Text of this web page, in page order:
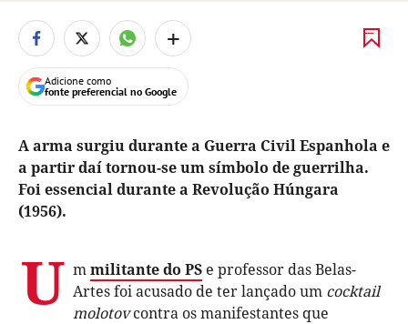
+
Adicione como
fonte preferencial no Google
A arma surgiu durante a Guerra Civil Espanhola e
a partir daí tornou-se um símbolo de guerrilha.
Foi essencial durante a Revolução Húngara
(1956).
U mmilitante do PS e professor das Belas-
Artes foi acusado de ter lançado um cocktail
molotovcontra os manifestantes que